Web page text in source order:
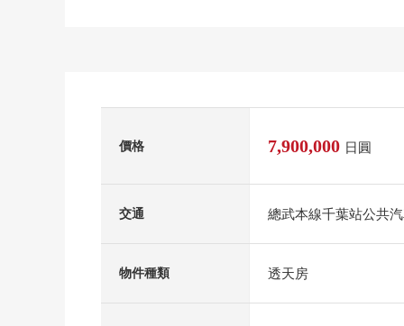
價格 7,900,000 日圓
交通 總武本線千葉站公共
物件種類 透天房